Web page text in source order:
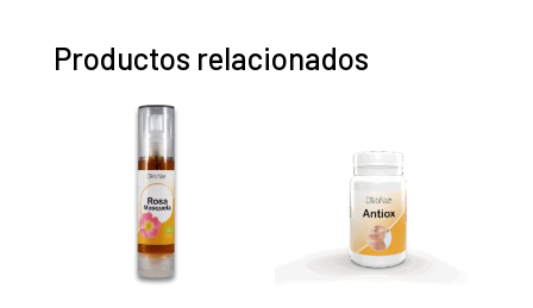
(200
Productos relacionados